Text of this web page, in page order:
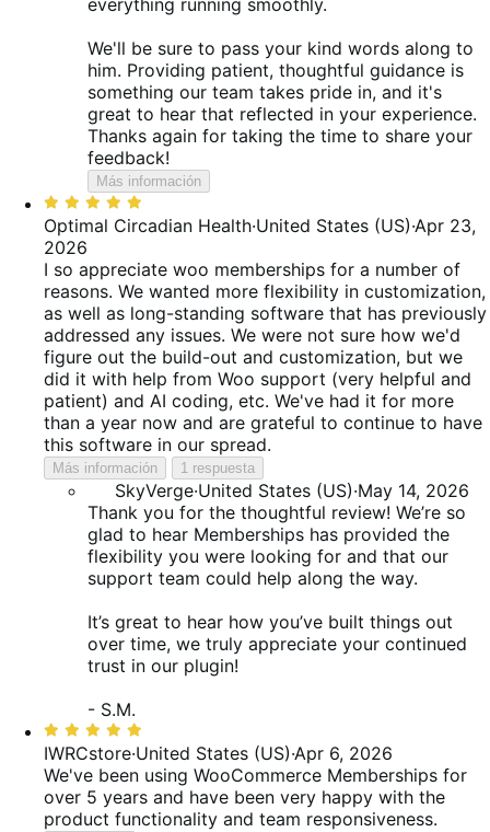
everything running smoothly.
We'll be sure to pass your kind words along to
him. Providing patient, thoughtful guidance is
something our team takes pride in, and it's
great to hear that reflected in your experience.
Thanks again for taking the time to share your
feedback!
Más información
Valoración:
5
de
5
Optimal Circadian Health·United States (US)·Apr 23,
2026
I so appreciate woo memberships for a number of
reasons. We wanted more flexibility in customization,
as well as long-standing software that has previously
addressed any issues. We were not sure how we'd
figure out the build-out and customization, but we
did it with help from Woo support (very helpful and
patient) and AI coding, etc. We've had it for more
than a year now and are grateful to continue to have
this software in our spread.
Más información 1 respuesta
SkyVerge·United States (US)·May 14, 2026
Thank you for the thoughtful review! We’re so
glad to hear Memberships has provided the
flexibility you were looking for and that our
support team could help along the way.
It’s great to hear how you’ve built things out
over time, we truly appreciate your continued
trust in our plugin!
- S.M.
Valoración:
5
de
5
IWRCstore·United States (US)·Apr 6, 2026
We've been using WooCommerce Memberships for
over 5 years and have been very happy with the
product functionality and team responsiveness.